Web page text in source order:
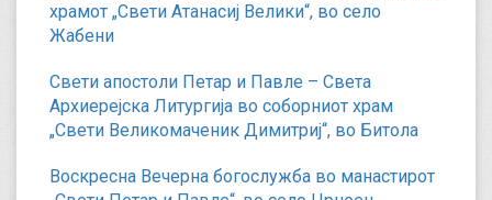
храмот „Свети Атанасиј Велики“, во село
Жабени
Свети апостоли Петар и Павле – Света
Архиерејска Литургија во соборниот храм
„Свети Великомаченик Димитриј“, во Битола
Воскресна Вечерна богослужба во манастирот